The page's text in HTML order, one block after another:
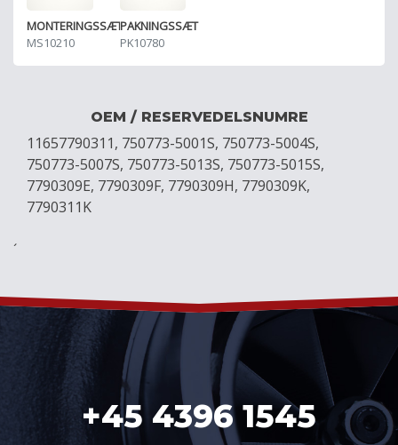
MONTERINGSSÆT
MS10210
PAKNINGSSÆT
PK10780
OEM / RESERVEDELSNUMRE
11657790311, 750773-5001S, 750773-5004S,
750773-5007S, 750773-5013S, 750773-5015S,
7790309E, 7790309F, 7790309H, 7790309K,
7790311K
´
+45 4396 1545